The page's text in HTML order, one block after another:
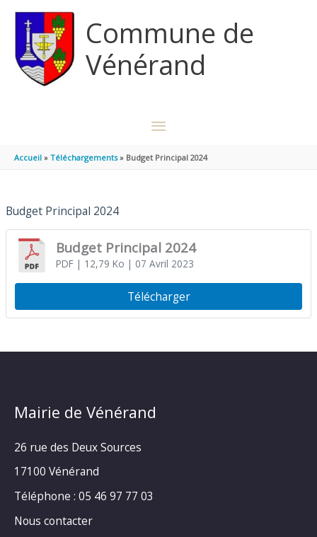
Commune de
Vénérand
MENU
PRINCIPAL
Accueil Téléchargements Budget Principal 2024
Budget Principal 2024
Budget Principal 2024
PDF| 12,79 Ko | 07 Avril 2023
Télécharger
Mairie de Vénérand
26 rue des Deux Sources
17100 Vénérand
Téléphone : 05 46 97 77 03
Nous contacter